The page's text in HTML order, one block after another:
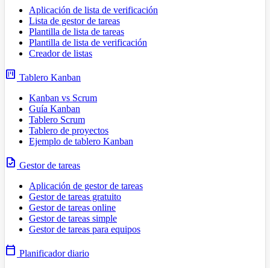
Aplicación de lista de verificación
Lista de gestor de tareas
Plantilla de lista de tareas
Plantilla de lista de verificación
Creador de listas
view_kanban Tablero Kanban
Kanban vs Scrum
Guía Kanban
Tablero Scrum
Tablero de proyectos
Ejemplo de tablero Kanban
task Gestor de tareas
Aplicación de gestor de tareas
Gestor de tareas gratuito
Gestor de tareas online
Gestor de tareas simple
Gestor de tareas para equipos
calendar_today Planificador diario